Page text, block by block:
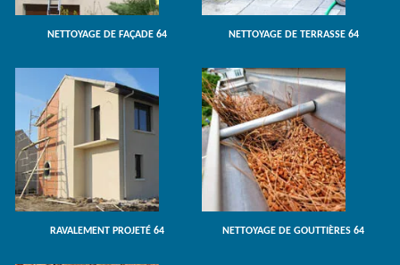
NETTOYAGE DE FAÇADE 64 NETTOYAGE DE TERRASSE 64
RAVALEMENT PROJETÉ 64 NETTOYAGE DE GOUTTIÈRES 64